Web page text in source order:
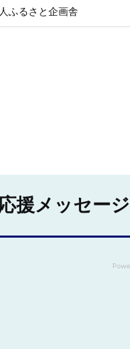
ふるさと企画舎
援メッセージ